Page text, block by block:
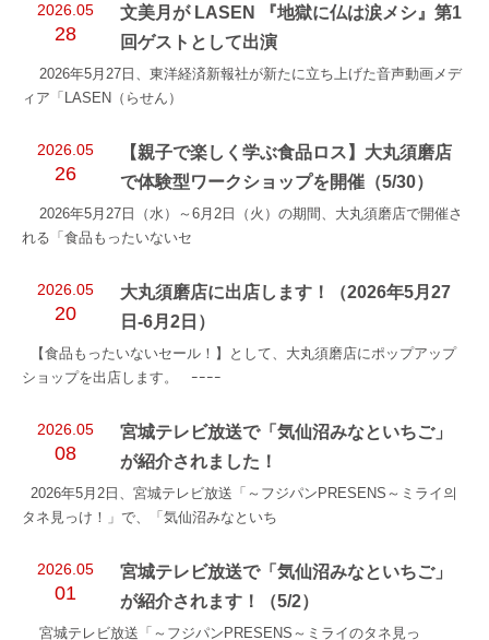
2026.05
28
文美月が LASEN 『地獄に仏は涙メシ』第1
回ゲストとして出演
2026年5月27日、東洋経済新報社が新たに立ち上げた音声動画メデ
ィア「LASEN（らせん）
2026.05
26
【親子で楽しく学ぶ食品ロス】大丸須磨店
で体験型ワークショップを開催（5/30）
2026年5月27日（水）～6月2日（火）の期間、大丸須磨店で開催さ
れる「食品もったいないセ
2026.05
20
大丸須磨店に出店します！（2026年5月27
日-6月2日）
【食品もったいないセール！】として、大丸須磨店にポップアップ
ショップを出店します。 ｰｰｰｰ
2026.05
08
宮城テレビ放送で「気仙沼みなといちご」
が紹介されました！
2026年5月2日、宮城テレビ放送「～フジパンPRESENS～ミライ의
タネ見っけ！」で、「気仙沼みなといち
2026.05
01
宮城テレビ放送で「気仙沼みなといちご」
が紹介されます！（5/2）
宮城テレビ放送「～フジパンPRESENS～ミライのタネ見っ